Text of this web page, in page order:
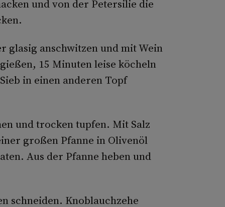
und von der Petersilie die
glasig anschwitzen und mit Wein
15 Minuten leise köcheln
in einen anderen Topf
und trocken tupfen. Mit Salz
großen Pfanne in Olivenöl
Aus der Pfanne heben und
schneiden. Knoblauchzehe